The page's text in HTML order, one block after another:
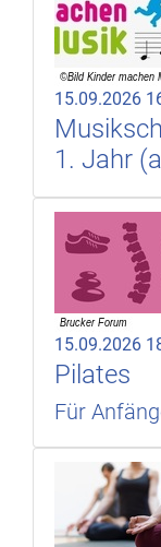
15.09.2026
1. Jahr
15.09.2026
Pilates
Für